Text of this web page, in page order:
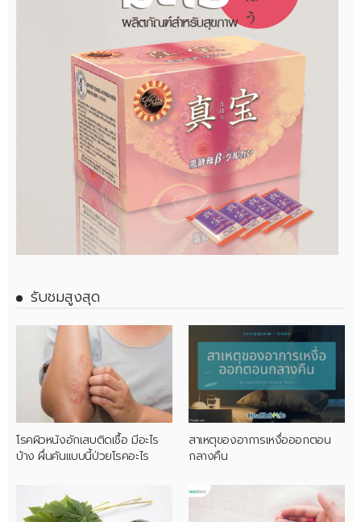
รับชมสูงสุด
โรคผิวหนังอักเสบติดเชื้อ มีอะไร
บ้าง ผื่นคันแบบนี้ป่วยโรคอะไร
สาเหตุของอาการเหงื่อออกตอน
กลางคืน